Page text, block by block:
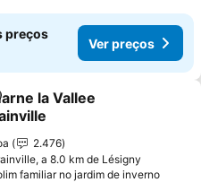
preços
Ver preços
aos favoritos
la Vallee
2.476
a 8.0 km de Lésigny
familiar no jardim de invernoVer